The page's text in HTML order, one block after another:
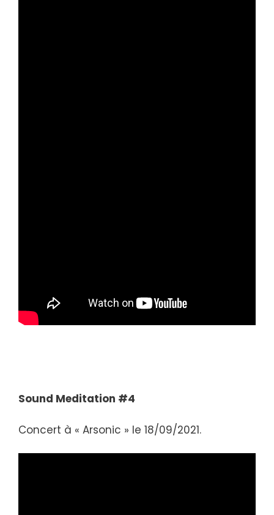
Sound Meditation #4
Concert à « Arsonic » le 18/09/2021.